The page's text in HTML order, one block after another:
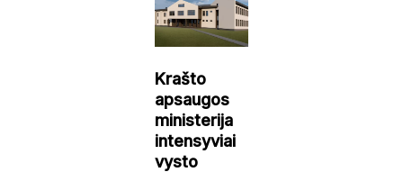
Krašto
apsaugos
ministerija
intensyviai
vysto